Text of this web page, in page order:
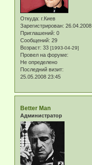
Откуда: г.Киев
Зарегистрирован: 26.04.2008
Приглашений: 0
Сообщений: 29
Возраст: 33 [1993-04-29]
Провел на форуме:
Не определено
Последний визит:
25.05.2008 23:45
Better Man
Администратор